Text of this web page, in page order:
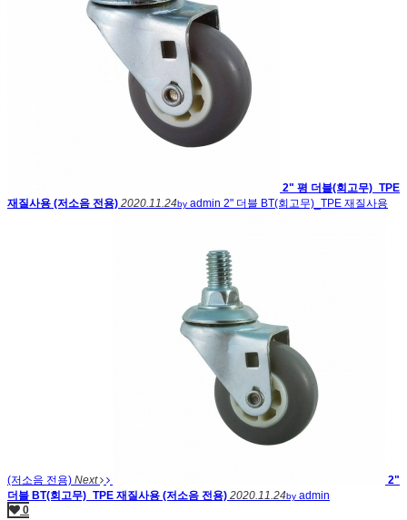
2" 평 더블(회고무)_TPE
재질사용 (저소음 전용) 2020.11.24by admin 2" 더블 BT(회고무)_TPE 재질사용
(저소음 전용) Next
2"
더블 BT(회고무)_TPE 재질사용 (저소음 전용) 2020.11.24by admin
0